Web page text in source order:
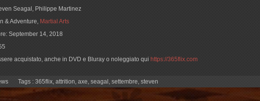
Seagal, Philippe Martinez
& Adventure, Martial Arts
September 14, 2018
acquistato, anche in DVD e Bluray o noleggiato qui https://365flix.com
Tags : 365flix, attrition, axe, seagal , settembre, steven